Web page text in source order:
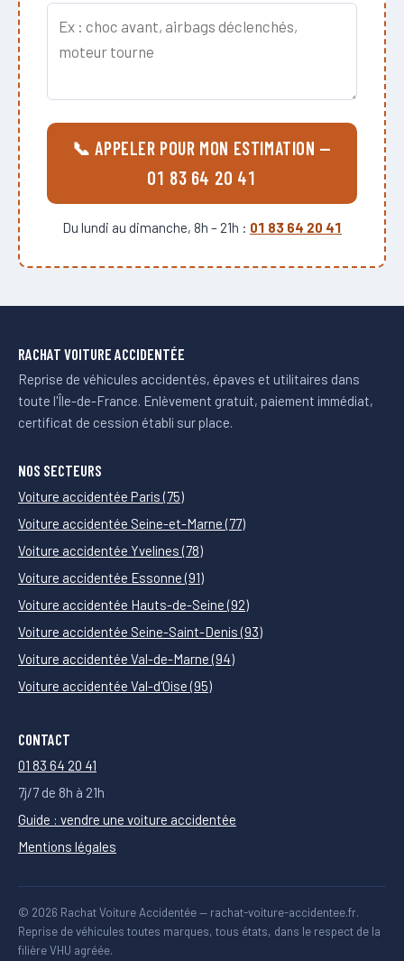
📞 APPELER POUR MON ESTIMATION —
01 83 64 20 41
Du lundi au dimanche, 8h – 21h : 01 83 64 20 41
RACHAT VOITURE ACCIDENTÉE
Reprise de véhicules accidentés, épaves et utilitaires dans
toute l'Île-de-France. Enlèvement gratuit, paiement immédiat,
certificat de cession établi sur place.
NOS SECTEURS
Voiture accidentée Paris (75)
Voiture accidentée Seine-et-Marne (77)
Voiture accidentée Yvelines (78)
Voiture accidentée Essonne (91)
Voiture accidentée Hauts-de-Seine (92)
Voiture accidentée Seine-Saint-Denis (93)
Voiture accidentée Val-de-Marne (94)
Voiture accidentée Val-d'Oise (95)
CONTACT
01 83 64 20 41
7j/7 de 8h à 21h
Guide : vendre une voiture accidentée
Mentions légales
© 2026 Rachat Voiture Accidentée — rachat-voiture-accidentee.fr.
Reprise de véhicules toutes marques, tous états, dans le respect de la
filière VHU agréée.